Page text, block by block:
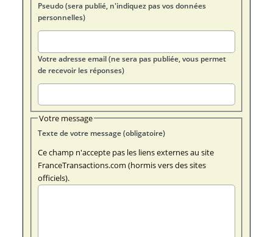
Pseudo (sera publié, n'indiquez pas vos données
personnelles)
Votre adresse email (ne sera pas publiée, vous permet
de recevoir les réponses)
Votre message
Texte de votre message (obligatoire)
Ce champ n'accepte pas les liens externes au site
FranceTransactions.com (hormis vers des sites
officiels).